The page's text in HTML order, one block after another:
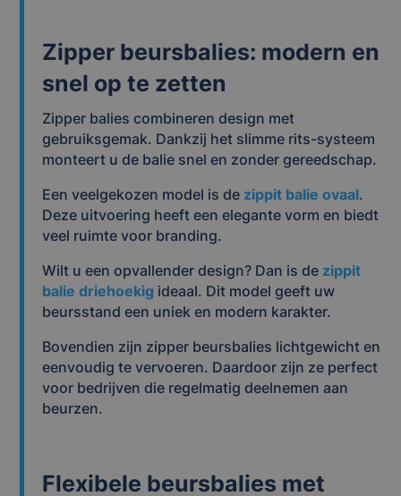
Zipper beursbalies: modern en
snel op te zetten
Zipper balies combineren design met
gebruiksgemak. Dankzij het slimme rits-systeem
monteert u de balie snel en zonder gereedschap.
Een veelgekozen model is de zippit balie ovaal.
Deze uitvoering heeft een elegante vorm en biedt
veel ruimte voor branding.
Wilt u een opvallender design? Dan is de zippit
balie driehoekig ideaal. Dit model geeft uw
beursstand een uniek en modern karakter.
Bovendien zijn zipper beursbalies lichtgewicht en
eenvoudig te vervoeren. Daardoor zijn ze perfect
voor bedrijven die regelmatig deelnemen aan
beurzen.
Flexibele beursbalies met